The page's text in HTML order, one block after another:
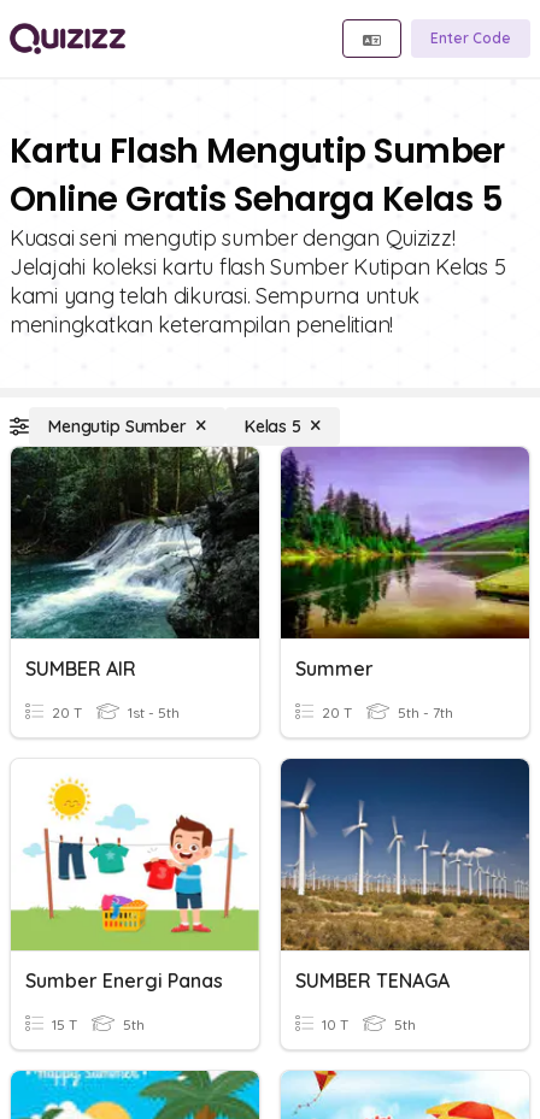
Enter Code
Kartu Flash Mengutip Sumber
Online Gratis Seharga Kelas 5
Kuasai seni mengutip sumber dengan Quizizz!
Jelajahi koleksi kartu flash Sumber Kutipan Kelas 5
kami yang telah dikurasi. Sempurna untuk
meningkatkan keterampilan penelitian!
Mengutip Sumber Kelas 5
SUMBER AIR
20 T 1st - 5th
Summer
20 T 5th - 7th
Sumber Energi Panas
15 T 5th
SUMBER TENAGA
10 T 5th